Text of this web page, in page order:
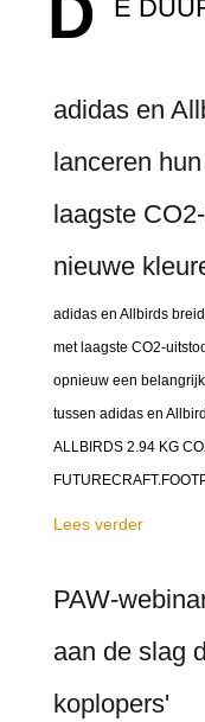
E
adidas en
lanceren
laagste
nieuwe
adidas en Allbirds
met laagste CO2-
opnieuw een
tussen adidas en
ALLBIRDS 2.94 KG
Lees verder
PAW-
aan de slag
koplopers'